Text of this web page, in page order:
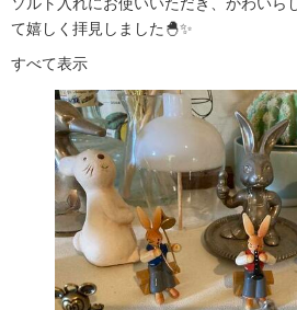
て嬉しく拝見しました🐣✨
すべて表示